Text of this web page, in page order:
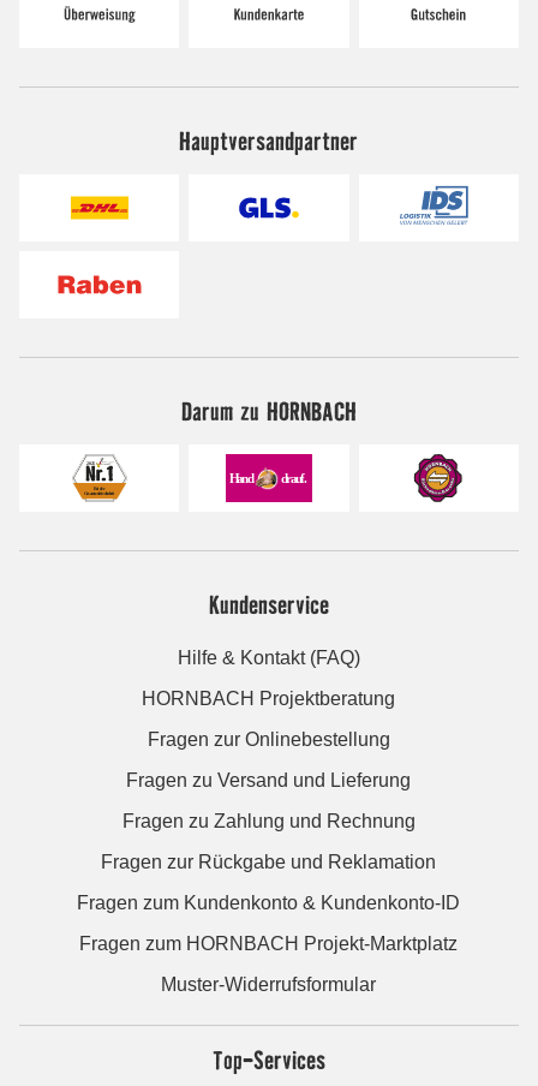
Hauptversandpartner
Darum zu HORNBACH
Kundenservice
Hilfe & Kontakt (FAQ)
HORNBACH Projektberatung
Fragen zur Onlinebestellung
Fragen zu Versand und Lieferung
Fragen zu Zahlung und Rechnung
Fragen zur Rückgabe und Reklamation
Fragen zum Kundenkonto & Kundenkonto-ID
Fragen zum HORNBACH Projekt-Marktplatz
Muster-Widerrufsformular
Top-Services